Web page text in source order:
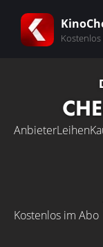
Kostenlos
AnbieterLeihen
Kostenlos im Abo